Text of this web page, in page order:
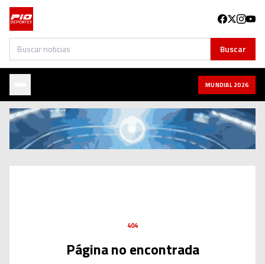
Buscar Buscar
MUNDIAL 2026
404
Página no encontrada